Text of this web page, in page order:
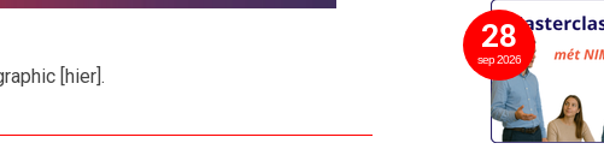
[hier].
28
sep 2026